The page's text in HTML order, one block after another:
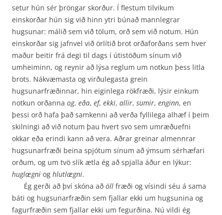
setur hún sér þröngar skorður. Í flestum tilvikum
einskorðar hún sig við hinn ytri búnað mannlegrar
hugsunar: málið sem við tölum, orð sem við notum. Hún
einskorðar sig jafnvel við örlítið brot orðaforðans sem hver
maður beitir frá degi til dags í útistöðum sínum við
umheiminn, og reynir að lýsa reglum um notkun þess litla
brots. Nákvæmasta og virðulegasta grein
hugsunarfræðinnar, hin eiginlega rökfræði, lýsir einkum
notkun orðanna og, eða, ef, ekki, allir, sumir, enginn, en
þessi orð hafa það samkenni að verða fyllilega alhæf í þeim
skilningi að við notum þau hvert svo sem umræðuefni
okkar eða erindi kann að vera. Aðrar greinar almennrar
hugsunarfræði beina spjótum sínum að ýmsum sérhæfari
orðum, og um tvö slík ætla ég að spjalla áður en lýkur:
huglægni og hlutlægni.
Ég gerði að því skóna að öll fræði og vísindi séu á sama
báti og hugsunarfræðin sem fjallar ekki um hugsunina og
fagurfræðin sem fjallar ekki um fegurðina. Nú vildi ég